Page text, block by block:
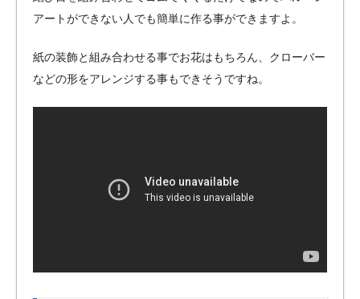
アートができない人でも簡単に作る事ができますよ。
紙の装飾と組み合わせる事でお花はもちろん、クローバー
などの形をアレンジする事もできそうですね。